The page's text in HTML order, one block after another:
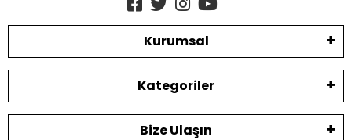
Kurumsal
Kategoriler
Bize Ulaşın